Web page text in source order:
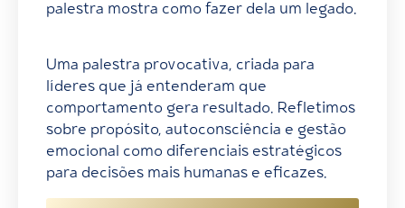
palestra mostra como fazer dela um legado.
Uma palestra provocativa, criada para
líderes que já entenderam que
comportamento gera resultado. Refletimos
sobre propósito, autoconsciência e gestão
emocional como diferenciais estratégicos
para decisões mais humanas e eficazes.